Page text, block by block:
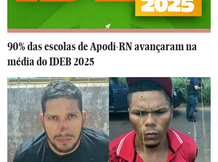
90% das escolas de Apodi-RN avançaram na
média do IDEB 2025